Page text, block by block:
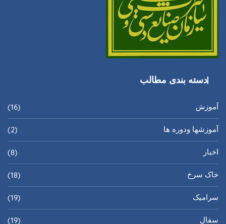
دسته بندی مطالب
آموزش (16)
آموزشها ودوره ها (2)
اخبار (8)
خاک سرخ (18)
سرامیک (19)
سفال (19)